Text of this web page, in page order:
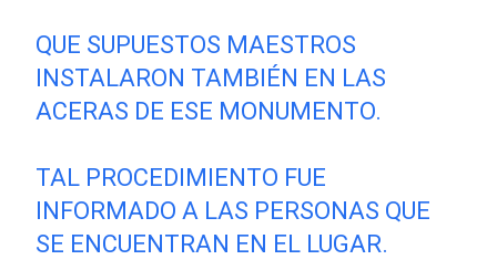
QUE SUPUESTOS MAESTROS
INSTALARON TAMBIÉN EN LAS
ACERAS DE ESE MONUMENTO.
TAL PROCEDIMIENTO FUE
INFORMADO A LAS PERSONAS QUE
SE ENCUENTRAN EN EL LUGAR.